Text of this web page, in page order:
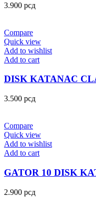
3.900 рсд
Compare
Quick view
Add to wishlist
Add to cart
DISK KATANAC
3.500 рсд
Compare
Quick view
Add to wishlist
Add to cart
GATOR 10 DISK
2.900 рсд